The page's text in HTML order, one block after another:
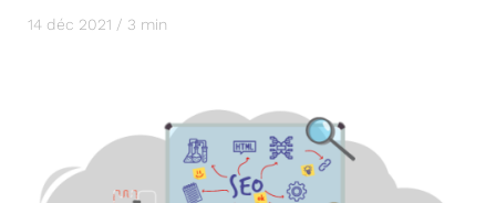
14 déc 2021 / 3 min